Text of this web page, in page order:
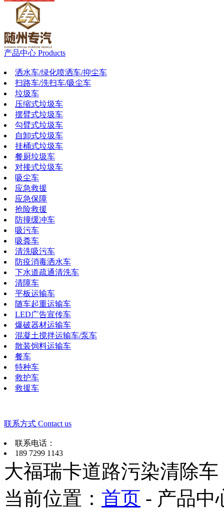
产品中心 Products
洒水车/绿化喷洒车/抑尘车
扫路车/洗扫车/吸尘车
垃圾车
压缩式垃圾车
摆臂式垃圾车
勾臂式垃圾车
自卸式垃圾车
挂桶式垃圾车
餐厨垃圾车
对接式垃圾车
吸尘车
应急救援
应急保障
抢险救援
防撞缓冲车
吸污车
吸粪车
清洗吸污车
防疫消毒洒水车
下水道疏通清洗车
清障车
平板运输车
随车起重运输车
LED广告宣传车
爆破器材运输车
混凝土搅拌运输车/泵车
散装饲料运输车
餐车
特种车
救护车
救援车
联系方式 Contact us
联系电话：
189 7299 1143
大福瑞卡道路污染清除车
当前位置： 首页 - 产品中